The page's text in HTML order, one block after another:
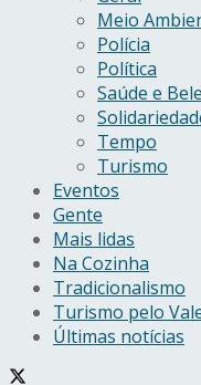
Meio
Polícia
Política
Saúde e
Tempo
Turismo
Eventos
Gente
Mais lidas
Na Cozinha
Tradicionalismo
Turismo pelo
Últimas notícias